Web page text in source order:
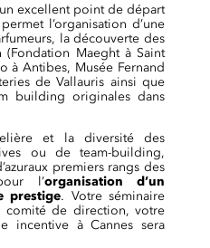
excellent point de départ
l’organisation d’une
la découverte des
Maeght à Saint
à Antibes, Musée Fernand
de Vallauris ainsi que
building originales dans
et la diversité des
ou de team-building,
premiers rangs des
l’organisation d’un
prestige. Votre séminaire
comité de direction, votre
incentive à Cannes sera